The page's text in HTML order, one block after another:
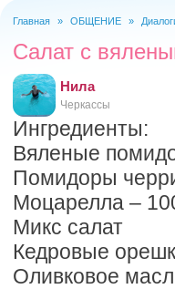
Главная » ОБЩЕНИЕ »
Салат с
Нила
Черкассы
Ингредиенты:
Вяленые
Помидоры
Моцарелла –
Микс салат
Кедровые
Оливковое